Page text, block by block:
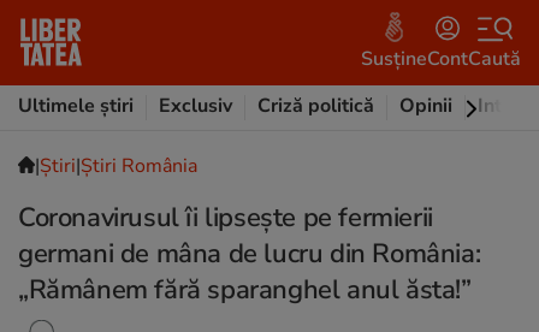
SusțineContCaută
Ultimele știri
Exclusiv Criză politică Opinii
|Ştiri|Știri România
Coronavirusul îi lipseşte pe fermierii
germani de mâna de lucru din România:
„Rămânem fără sparanghel anul ăsta!”